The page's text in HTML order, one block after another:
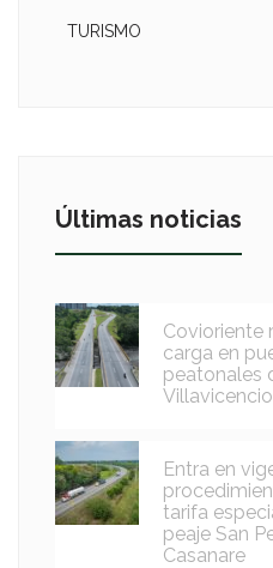
TURISMO
Últimas noticias
Covioriente
carga en
peatonales
Entra en
tarifa
peaje San
Casanare